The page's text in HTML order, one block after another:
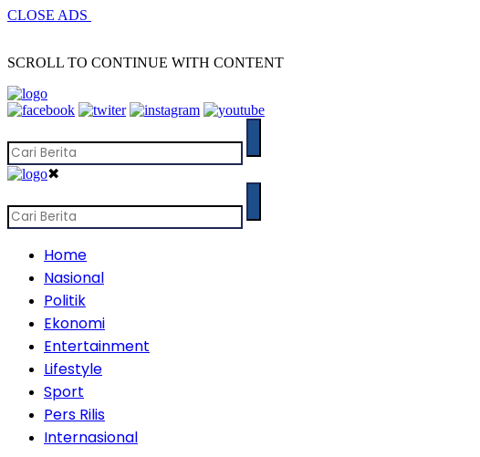
CLOSE ADS
SCROLL TO CONTINUE WITH CONTENT
✖
Home
Nasional
Politik
Ekonomi
Entertainment
Lifestyle
Sport
Pers Rilis
Internasional